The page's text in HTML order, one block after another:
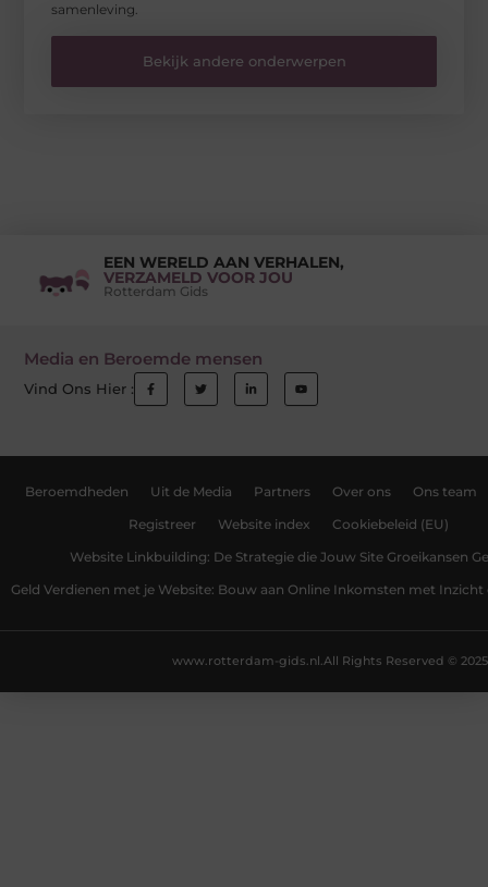
samenleving.
Bekijk andere onderwerpen
EEN WERELD AAN VERHALEN,
VERZAMELD VOOR JOU
Rotterdam Gids
Media en Beroemde mensen
Vind Ons Hier :
Beroemdheden Uit de Media Partners Over ons Ons team
Registreer Website index Cookiebeleid (EU)
Website Linkbuilding: De Strategie die Jouw Site Groeikansen
Geld Verdienen met je Website: Bouw aan Online Inkomsten met Inzicht
All Rights Reserved © 2025
www.rotterdam-gids.nl.